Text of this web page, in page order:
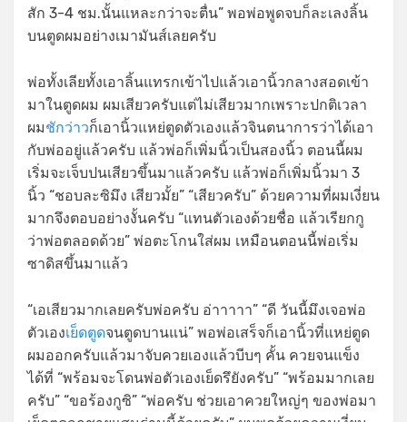
สัก 3-4 ชม.นั้นแหละกว่าจะตื่น” พอพ่อพูดจบก็ละเลงลิ้น
บนตูดผมอย่างเมามันส์เลยครับ
พ่อทั้งเลียทั้งเอาลิ้นแทรกเข้าไปแล้วเอานิ้วกลางสอดเข้า
มาในตูดผม ผมเสียวครับแต่ไม่เสียวมากเพราะปกติเวลา
ผมชักว่าวก็เอานิ้วแหย่ตูดตัวเองแล้วจินตนาการว่าได้เอา
กับพ่ออยู่แล้วครับ แล้วพ่อก็เพิ่มนิ้วเป็นสองนิ้ว ตอนนี้ผม
เริ่มจะเจ็บปนเสียวขึ้นมาแล้วครับ แล้วพ่อก็เพิ่มนิ้วมา 3
นิ้ว “ชอบละซิมึง เสียวมั้ย” “เสียวครับ” ด้วยความที่ผมเงี่ยน
มากจึงตอบอย่างงั้นครับ “แทนตัวเองด้วยชื่อ แล้วเรียกกู
ว่าพ่อตลอดด้วย” พ่อตะโกนใส่ผม เหมือนตอนนี้พ่อเริ่ม
ซาดิสขึ้นมาแล้ว
“เอเสียวมากเลยครับพ่อครับ อ่าาาาา” “ดี วันนี้มึงเจอพ่อ
ตัวเองเย็ดตูดจนตูดบานแน่” พอพ่อเสร็จก็เอานิ้วที่แหย่ตูด
ผมออกครับแล้วมาจับควยเองแล้วบีบๆ คั้น ควยจนแข็ง
ได้ที่ “พร้อมจะโดนพ่อตัวเองเย็ดรึยังครับ” “พร้อมมากเลย
ครับ” “ขอร้องกูซิ” “พ่อครับ ช่วยเอาควยใหญ่ๆ ของพ่อมา